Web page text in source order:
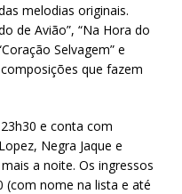
melodias originais.
de Avião”, “Na Hora do
Selvagem” e
que fazem
e conta com
Negra Jaque e
a noite. Os ingressos
(com nome na lista e até